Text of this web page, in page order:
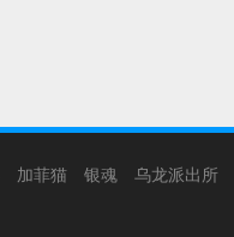
加菲猫 银魂 乌龙派出所